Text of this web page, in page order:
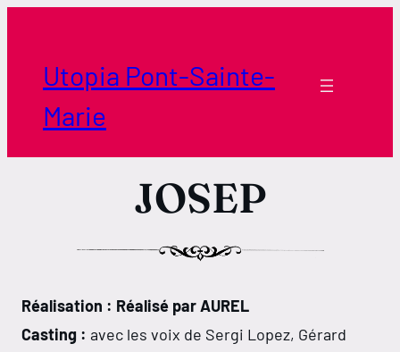
contenuUtopia Pont-Sainte-
Marie
JOSEP
Réalisation : Réalisé par AUREL
Casting : avec les voix de Sergi Lopez, Gérard